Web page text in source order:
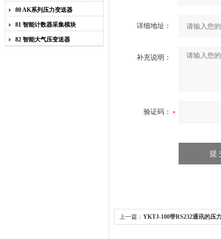
80 AK系列压力变送器
81 智能计数器采集模块
82 智能大气压变送器
详细地址：
补充说明：
验证码：
上一篇： YKTJ-100带RS232通讯的压